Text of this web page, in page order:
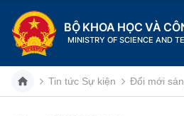
BỘ KHOA HỌC VÀ
MINISTRY OF SCIENCE AND
Tin tức Sự kiện Đổi mới